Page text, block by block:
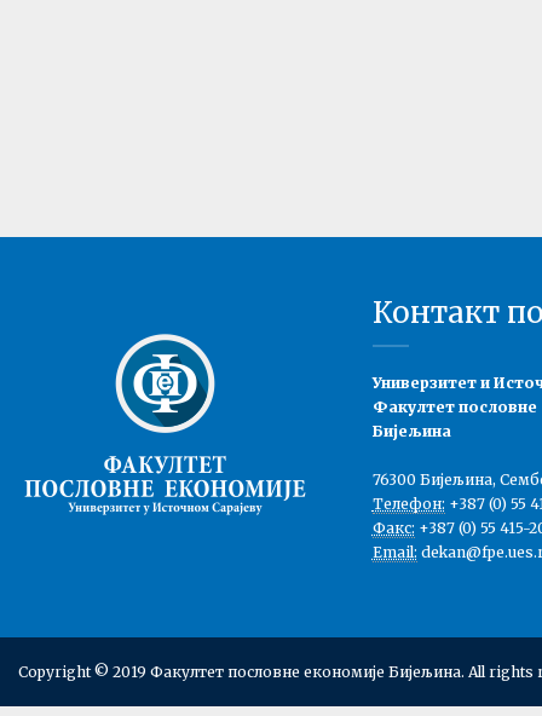
Контакт
Универзитет и
Факултет пословне
Бијељина
76300 Бијељина,
Телефон: +387 (0) 55
Факс: +387 (0) 55 415-
Email:
Copyright © 2019 Факултет пословне економије Бијељина. All rights